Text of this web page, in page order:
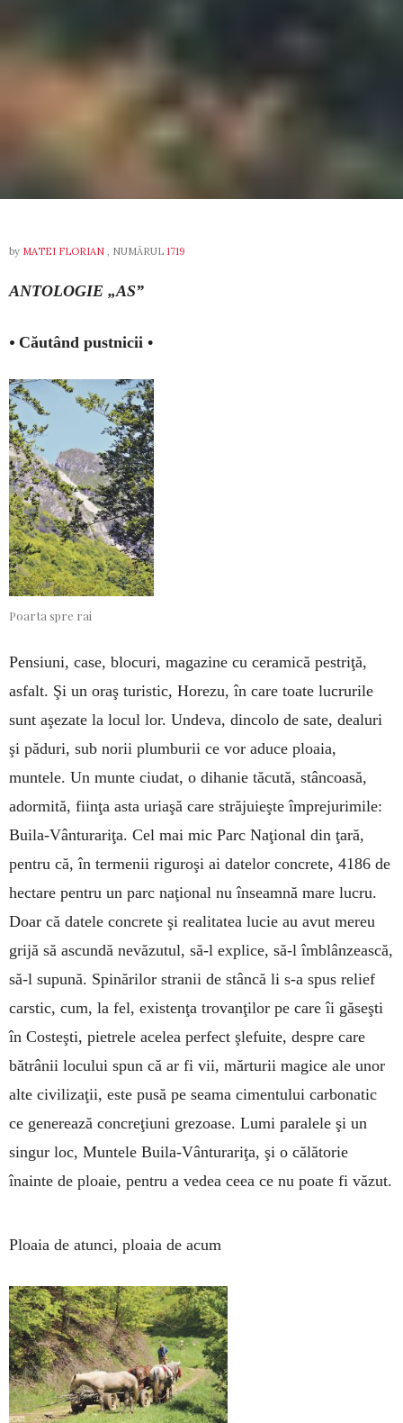
by MATEI FLORIAN , NUMĂRUL 1719
ANTOLOGIE „AS”
• Căutând pustnicii •
Poarta spre rai
Pensiuni, case, blocuri, magazine cu ceramică pestriţă,
asfalt. Şi un oraş turistic, Horezu, în care toate lucrurile
sunt aşezate la locul lor. Undeva, dincolo de sate, dealuri
şi păduri, sub norii plum­burii ce vor aduce ploaia,
muntele. Un mun­te ciudat, o dihanie tăcută, stâncoasă,
adormită, fiinţa asta uriaşă care străjuieşte împrejurimile:
Buila-Vân­turariţa. Cel mai mic Parc Naţional din ţară,
pen­tru că, în termenii riguroşi ai datelor concrete, 4186 de
hec­tare pentru un parc naţional nu înseamnă mare lucru.
Doar că datele concrete şi realitatea lucie au avut me­reu
grijă să ascundă nevăzutul, să-l explice, să-l îm­blân­zească,
să-l supună. Spinărilor stranii de stâncă li s-a spus relief
carstic, cum, la fel, existenţa tro­vanţilor pe care îi găseşti
în Costeşti, pietrele ace­lea perfect şle­fuite, despre care
bătrânii locului spun că ar fi vii, mărturii magice ale unor
alte civili­zaţii, este pusă pe seama cimentului carbonatic
ce gene­rea­ză concreţiuni gre­zoase. Lumi paralele şi un
sin­gur loc, Muntele Bui­la-Vânturariţa, şi o călătorie
înainte de ploaie, pen­tru a vedea ceea ce nu poate fi văzut.
Ploaia de atunci, ploaia de acum